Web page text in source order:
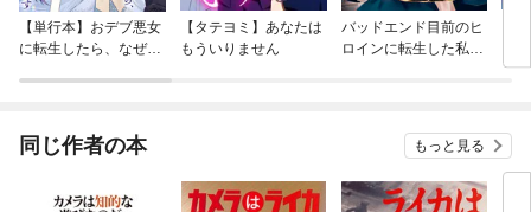
【単行本】おデブ悪女
に転生したら、なぜか
【タテヨミ】あなたは
もういりません
バッドエンド目前のヒ
ロインに転生した私、
同じ作者の本 もっと見る